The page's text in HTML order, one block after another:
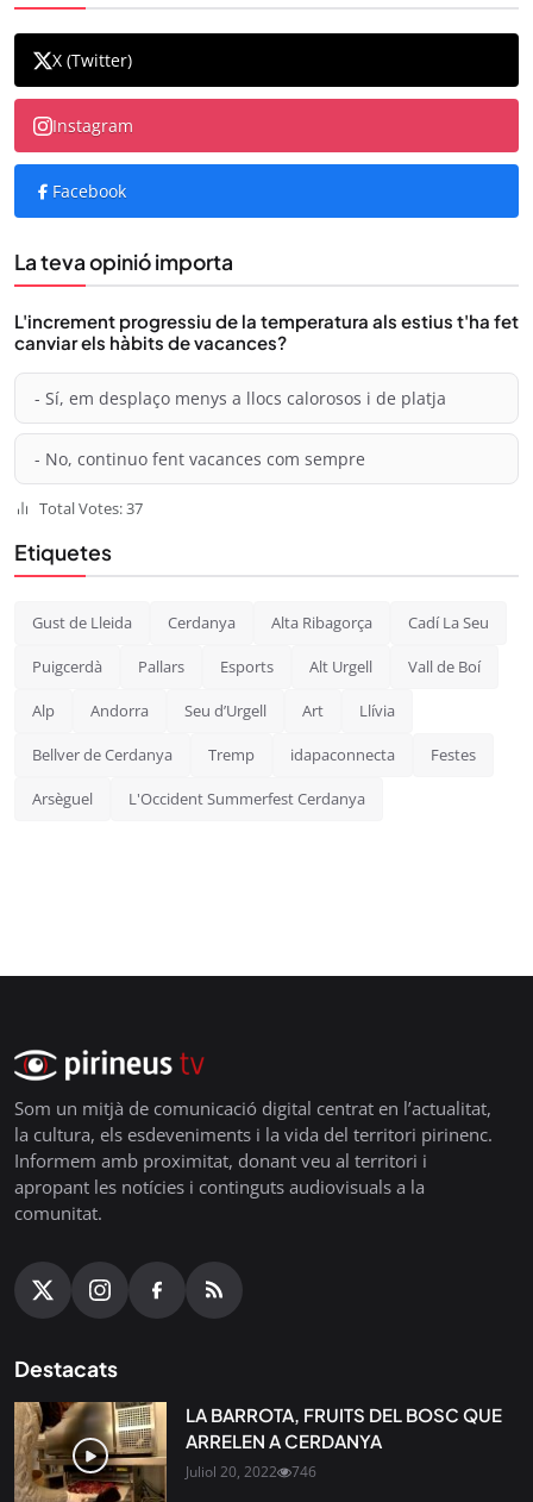
X (Twitter)
Instagram
Facebook
La teva opinió importa
L'increment progressiu de la temperatura als estius t'ha fet
canviar els hàbits de vacances?
- Sí, em desplaço menys a llocs calorosos i de platja
- No, continuo fent vacances com sempre
Total Votes: 37
Etiquetes
Gust de Lleida Cerdanya Alta Ribagorça Cadí La Seu
Puigcerdà Pallars Esports Alt Urgell Vall de Boí
Alp Andorra Seu d’Urgell Art Llívia
Bellver de Cerdanya Tremp idapaconnecta Festes
Arsèguel L'Occident Summerfest Cerdanya
Som un mitjà de comunicació digital centrat en l’actualitat,
la cultura, els esdeveniments i la vida del territori pirinenc.
Informem amb proximitat, donant veu al territori i
apropant les notícies i continguts audiovisuals a la
comunitat.
Destacats
LA BARROTA, FRUITS DEL BOSC QUE
ARRELEN A CERDANYA
Juliol 20, 2022 746